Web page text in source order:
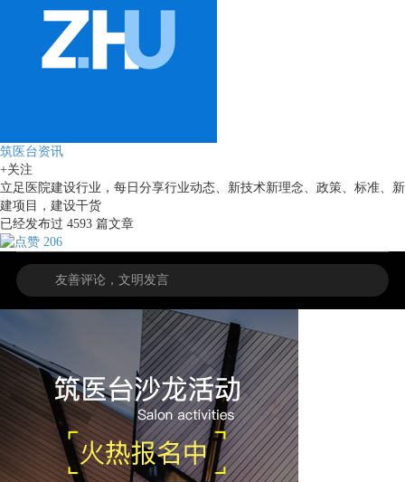
筑医台资讯
+关注
立足医院建设行业，每日分享行业动态、新技术新理念、政策、标准、新
建项目，建设干货
已经发布过 4593 篇文章
206